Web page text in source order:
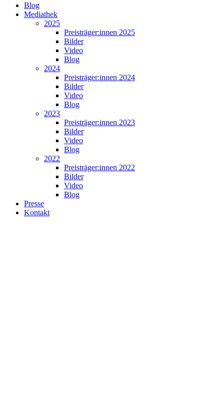
Blog
Mediathek
2025
Preisträger:innen 2025
Bilder
Video
Blog
2024
Preisträger:innen 2024
Bilder
Video
Blog
2023
Preisträger:innen 2023
Bilder
Video
Blog
2022
Preisträger:innen 2022
Bilder
Video
Blog
Presse
Kontakt